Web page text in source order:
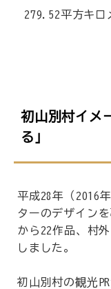
279.52平方キロ
初山別村イメ
る」
平成28年（2016
ターのデザイン
から22作品、村
しました。
初山別村の観光